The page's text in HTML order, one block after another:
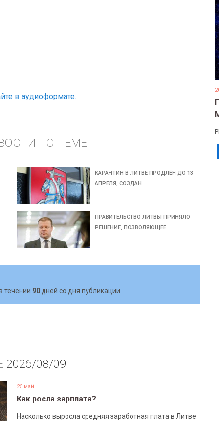
в аудиоформате.
ПО ТЕМЕ
КАРАНТИН В ЛИТВЕ ПРОДЛЁН ДО 13
АПРЕЛЯ, СОЗДАН
ПРАВИТЕЛЬСТВО ЛИТВЫ ПРИНЯЛО
РЕШЕНИЕ, ПОЗВОЛЯЮЩЕЕ
течении 90 дней со дня публикации.
2026/08/09
25 май
Как росла зарплата?
Насколько выросла средняя заработная плата в Литве